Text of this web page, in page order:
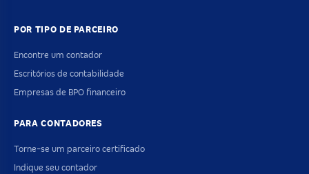
POR TIPO DE PARCEIRO
Encontre um contador
Escritórios de contabilidade
Empresas de BPO financeiro
PARA CONTADORES
Torne-se um parceiro certificado
Indique seu contador